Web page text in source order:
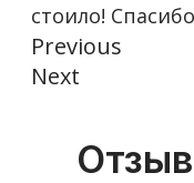
стоило!
Previous
Next